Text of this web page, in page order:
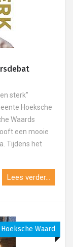
sterk”
Hoeksche
Waards
een mooie
Tijdens het
Lees verder...
Hoeksche Waard